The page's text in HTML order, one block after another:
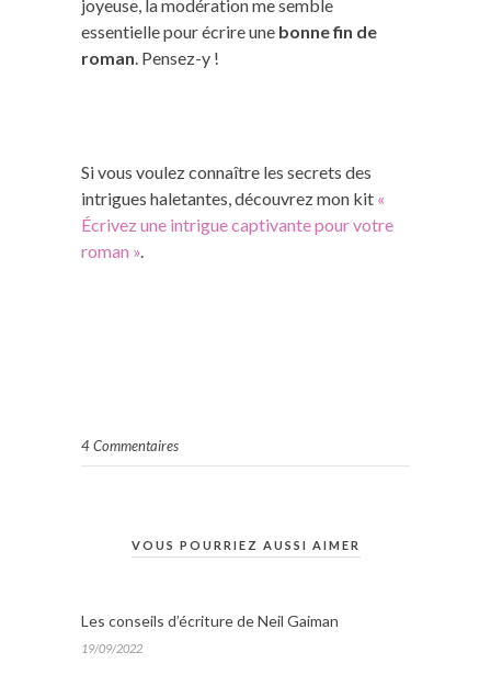
joyeuse, la modération me semble
essentielle pour écrire une bonne fin de
roman . Pensez-y !
Si vous voulez connaître les secrets des
intrigues haletantes, découvrez mon kit «
Écrivez une intrigue captivante pour votre
roman »
4 Commentaires
VOUS POURRIEZ AUSSI AIMER
Les conseils d’écriture de Neil Gaiman
19/09/2022